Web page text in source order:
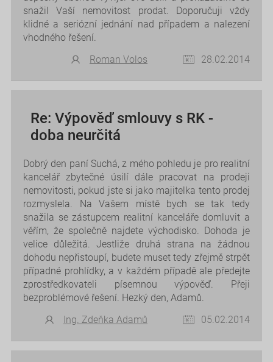
snažil Vaší nemovitost prodat. Doporučuji vždy
klidné a seriózní jednání nad případem a nalezení
vhodného řešení.
Roman Volos
28.02.2014
Re: Výpověď smlouvy s RK -
doba neurčitá
Dobrý den paní Suchá, z mého pohledu je pro realitní
kancelář zbytečné úsilí dále pracovat na prodeji
nemovitosti, pokud jste si jako majitelka tento prodej
rozmyslela. Na Vašem místě bych se tak tedy
snažila se zástupcem realitní kanceláře domluvit a
věřím, že společně najdete východisko. Dohoda je
velice důležitá. Jestliže druhá strana na žádnou
dohodu nepřistoupí, budete muset tedy zřejmě strpět
případné prohlídky, a v každém případě ale předejte
zprostředkovateli písemnou výpověď. Přeji
bezproblémové řešení. Hezký den, Adamů.
Ing. Zdeňka Adamů
05.02.2014